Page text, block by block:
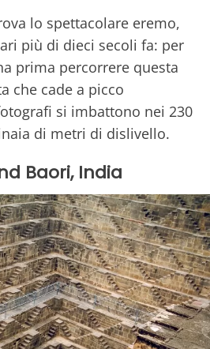
lo spettacolare eremo,
più di dieci secoli fa: per
prima percorrere questa
che cade a picco
si imbattono nei 230
di metri di dislivello.
Baori, India